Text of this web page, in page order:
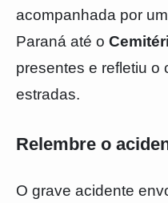
acompanhada por um
Paraná até o
presentes e refletiu o
estradas.
Relembre o
O grave acidente